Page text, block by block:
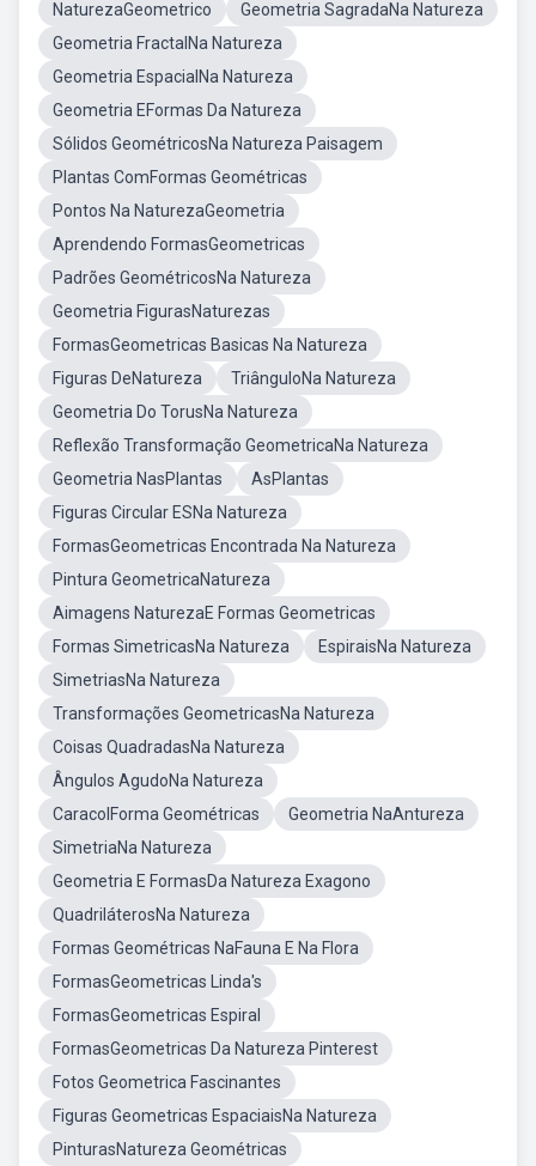
NaturezaGeometrico
Geometria SagradaNa Natureza
Geometria FractalNa Natureza
Geometria EspacialNa Natureza
Geometria EFormas Da Natureza
Sólidos GeométricosNa Natureza Paisagem
Plantas ComFormas Geométricas
Pontos Na NaturezaGeometria
Aprendendo FormasGeometricas
Padrões GeométricosNa Natureza
Geometria FigurasNaturezas
FormasGeometricas Basicas Na Natureza
Figuras DeNatureza
TriânguloNa Natureza
Geometria Do TorusNa Natureza
Reflexão Transformação GeometricaNa Natureza
Geometria NasPlantas
AsPlantas
Figuras Circular ESNa Natureza
FormasGeometricas Encontrada Na Natureza
Pintura GeometricaNatureza
Aimagens NaturezaE Formas Geometricas
Formas SimetricasNa Natureza
EspiraisNa Natureza
SimetriasNa Natureza
Transformações GeometricasNa Natureza
Coisas QuadradasNa Natureza
Ângulos AgudoNa Natureza
CaracolForma Geométricas
Geometria NaAntureza
SimetriaNa Natureza
Geometria E FormasDa Natureza Exagono
QuadriláterosNa Natureza
Formas Geométricas NaFauna E Na Flora
FormasGeometricas Linda's
FormasGeometricas Espiral
FormasGeometricas Da Natureza Pinterest
Fotos Geometrica Fascinantes
Figuras Geometricas EspaciaisNa Natureza
PinturasNatureza Geométricas